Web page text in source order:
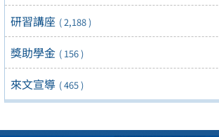
研習講座 ( 2,188 )
獎助學金 ( 156 )
來文宣導 ( 465 )